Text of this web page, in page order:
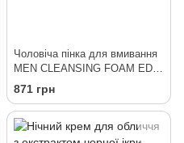
Чоловіча пінка для вмивання
MEN CLEANSING FOAM ED
Cosmetics, 150 мл
871 грн